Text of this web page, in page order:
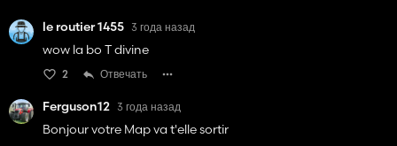
le routier 1455 3 года назад
wow la bo T divine
2 Отвечать
Ferguson12 3 года назад
Bonjour votre Map va t'elle sortir